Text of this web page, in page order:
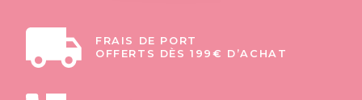
FRAIS DE PORT
OFFERTS DÈS 199€ D’ACHAT